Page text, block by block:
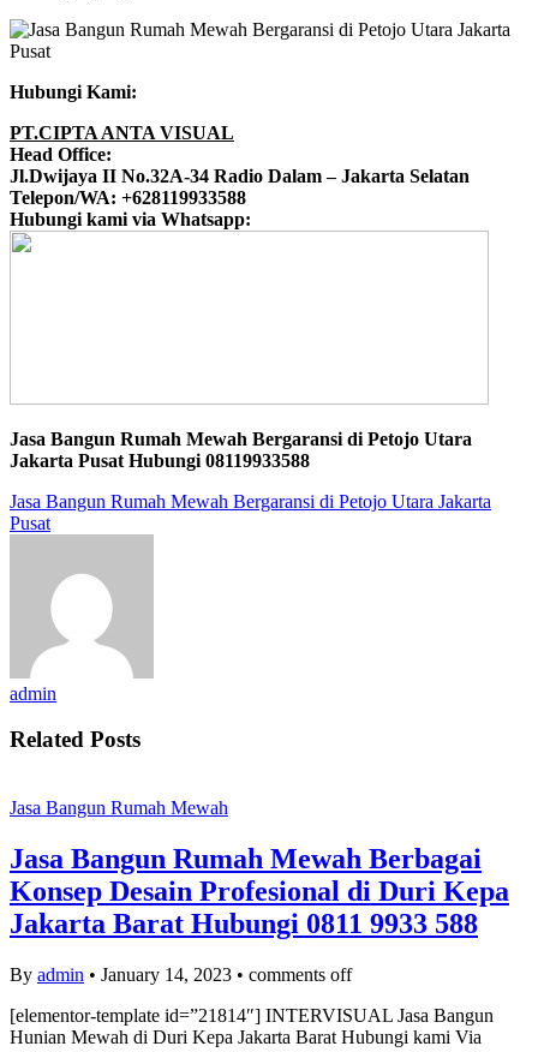
Hubungi Kami:
PT.CIPTA ANTA VISUAL
Head Office:
Jl.Dwijaya II No.32A-34 Radio Dalam – Jakarta Selatan
Telepon/WA: +628119933588
Hubungi kami via Whatsapp:
Jasa Bangun Rumah Mewah Bergaransi di Petojo Utara
Jakarta Pusat Hubungi 08119933588
Jasa Bangun Rumah Mewah Bergaransi di Petojo Utara Jakarta
Pusat
admin
Related Posts
Jasa Bangun Rumah Mewah
Jasa Bangun Rumah Mewah Berbagai
Konsep Desain Profesional di Duri Kepa
Jakarta Barat Hubungi 0811 9933 588
By admin • January 14, 2023 • comments off
[elementor-template id=”21814″] INTERVISUAL Jasa Bangun
Hunian Mewah di Duri Kepa Jakarta Barat Hubungi kami Via